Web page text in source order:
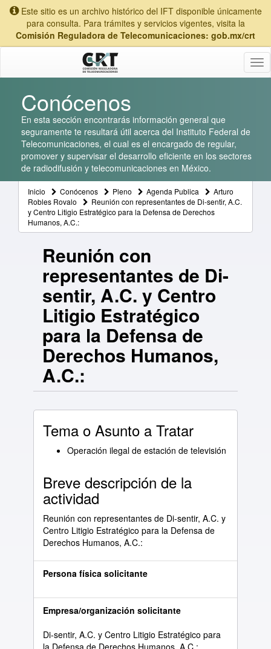
Este sitio es un archivo histórico del IFT disponible únicamente
para consulta. Para trámites y servicios vigentes, visita la
Comisión Reguladora de Telecomunicaciones: gob.mx/crt
Conócenos
En esta sección encontrarás información general que
seguramente te resultará útil acerca del Instituto Federal de
Telecomunicaciones, el cual es el encargado de regular,
promover y supervisar el desarrollo eficiente en los sectores
de radiodifusión y telecomunicaciones en México.
Inicio Conócenos Pleno Agenda Publica
Arturo
Robles Rovalo
Reunión con representantes de Di-sentir, A.C.
y Centro Litigio Estratégico para la Defensa de Derechos
Humanos, A.C.:
Reunión con
representantes de Di-
sentir, A.C. y Centro
Litigio Estratégico
para la Defensa de
Derechos Humanos,
A.C.:
Tema o Asunto a Tratar
Operación ilegal de estación de televisión
Breve descripción de la
actividad
Reunión con representantes de Di-sentir, A.C. y
Centro Litigio Estratégico para la Defensa de
Derechos Humanos, A.C.:
Persona física solicitante
Empresa/organización solicitante
Di-sentir, A.C. y Centro Litigio Estratégico para
la Defensa de Derechos Humanos, A.C.: